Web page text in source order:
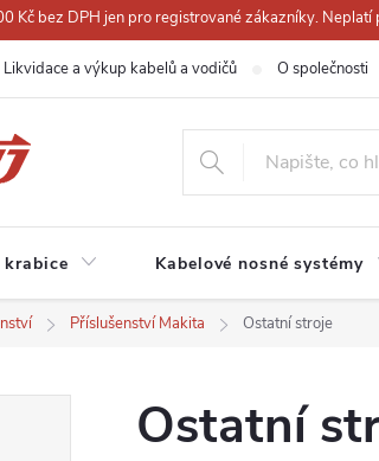
Kč bez DPH jen pro registrované zákazníky.
Likvidace a výkup kabelů a vodičů O společnosti
krabice Kabelové nosné systémy
Příslušenství Makita Ostatní stroje
Ostatní